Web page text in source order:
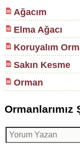
Ağacım
Elma Ağacı
Koruyalım
Sakın Kesme
Orman
Ormanlarımız